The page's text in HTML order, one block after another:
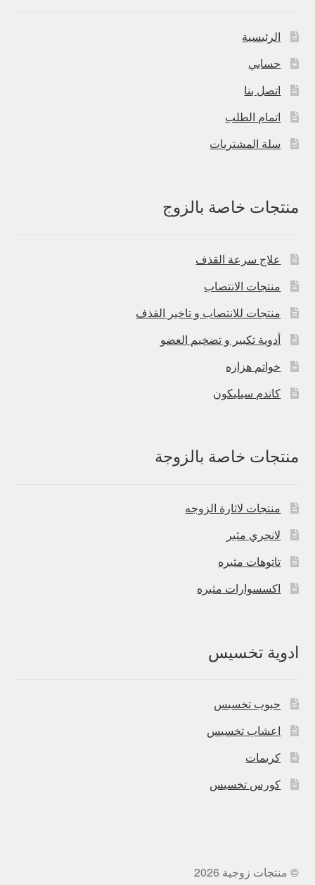
الرئيسية
حسابي
اتصل بنا
اتمام الطلب
سلة المشتريات
منتجات خاصة بالزوج
علاج سرعة القذف
منتجات الانتصاب
منتجات للانتصاب و تاخير القذف
أدوية تكبير و تضخيم العضو
خواتم هزازه
كاندم سيليكون
منتجات خاصة بالزوجة
منتجات لاثارة الزوجه
لانجري مثير
تاتوهات مثيره
اكسسوارات مثيره
ادوية تخسيس
حبوب تخسيس
اعشاب تخسيس
كريمات
كورس تخسيس
© منتجات زوجية 2026